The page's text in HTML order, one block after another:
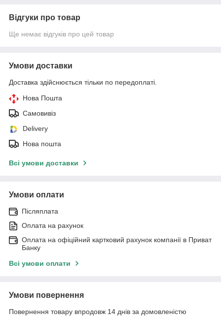
Відгуки про товар
Ще немає відгуків про цей товар
Умови доставки
Доставка здійснюється тільки по передоплаті.
Нова Пошта
Самовивіз
Delivery
Нова пошта
Всі умови доставки
Умови оплати
Післяплата
Оплата на рахунок
Оплата на офіційний картковий рахунок компанії в Приват
Банку
Всі умови оплати
Умови повернення
Повернення товару впродовж 14 днів за домовленістю